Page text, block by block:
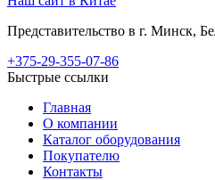
Представительство в г. Минск,
+375-29-355-07-86
Быстрые ссылки
Главная
О компании
Каталог оборудования
Покупателю
Контакты